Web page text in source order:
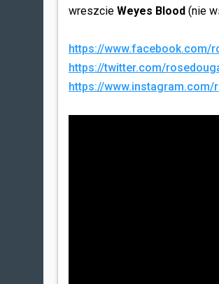
wreszcie Weyes Blood (nie
https://www.facebook.com/
https://twitter.com/
https://